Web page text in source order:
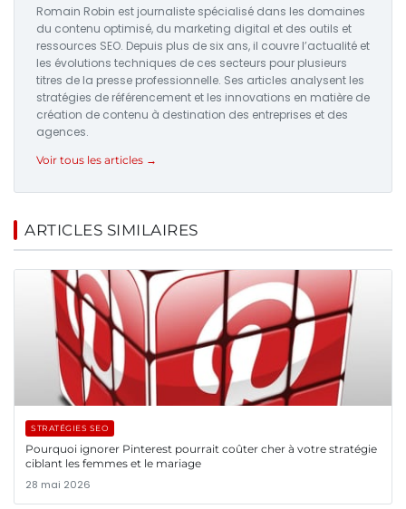
Romain Robin est journaliste spécialisé dans les domaines
du contenu optimisé, du marketing digital et des outils et
ressources SEO. Depuis plus de six ans, il couvre l’actualité et
les évolutions techniques de ces secteurs pour plusieurs
titres de la presse professionnelle. Ses articles analysent les
stratégies de référencement et les innovations en matière de
création de contenu à destination des entreprises et des
agences.
Voir tous les articles →
ARTICLES SIMILAIRES
STRATÉGIES SEO
Pourquoi ignorer Pinterest pourrait coûter cher à votre stratégie
ciblant les femmes et le mariage
28 mai 2026